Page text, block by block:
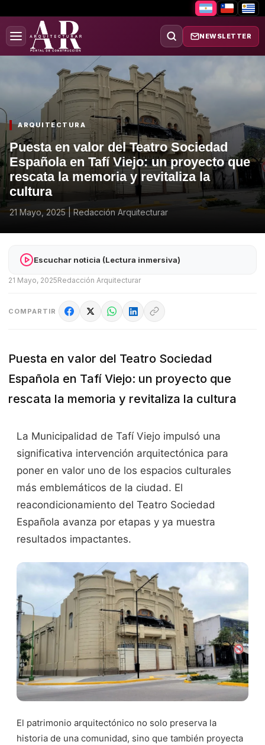
NEWSLETTER
ARQUITECTURA
Puesta en valor del Teatro Sociedad
Española en Tafí Viejo: un proyecto que
rescata la memoria y revitaliza la
cultura
21 Mayo, 2025|Redacción Arquitecturar
Escuchar noticia (Lectura inmersiva)
21 Mayo, 2025Redacción Arquitecturar
COMPARTIR
Puesta en valor del Teatro Sociedad
Española en Tafí Viejo: un proyecto que
rescata la memoria y revitaliza la cultura
La Municipalidad de Tafí Viejo impulsó una
significativa intervención arquitectónica para
poner en valor uno de los espacios culturales
más emblemáticos de la ciudad. El
reacondicionamiento del Teatro Sociedad
Española avanza por etapas y ya muestra
resultados impactantes.
El patrimonio arquitectónico no solo preserva la
historia de una comunidad, sino que también proyecta